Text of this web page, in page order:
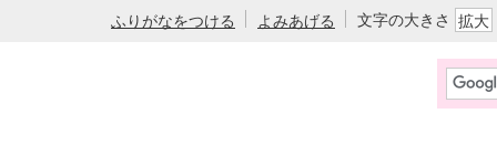
ふりがなをつける よみあげる 文字の大きさ 拡大